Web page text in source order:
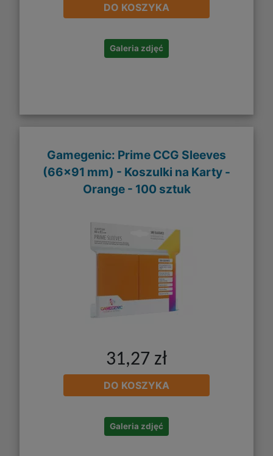
DO KOSZYKA
Galeria zdjęć
Gamegenic: Prime CCG Sleeves
(66x91 mm) - Koszulki na Karty -
Orange - 100 sztuk
31,27 zł
DO KOSZYKA
Galeria zdjęć